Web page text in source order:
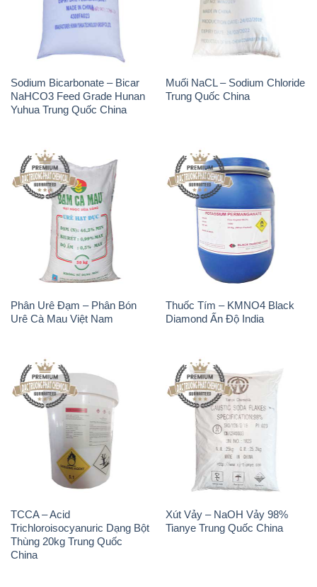
Sodium Bicarbonate – Bicar
NaHCO3 Feed Grade Hunan
Yuhua Trung Quốc China
Muối NaCL – Sodium Chloride
Trung Quốc China
Phân Urê Đạm – Phân Bón
Urê Cà Mau Việt Nam
Thuốc Tím – KMNO4 Black
Diamond Ấn Độ India
TCCA – Acid
Trichloroisocyanuric Dạng Bột
Thùng 20kg Trung Quốc
China
Xút Vảy – NaOH Vảy 98%
Tianye Trung Quốc China